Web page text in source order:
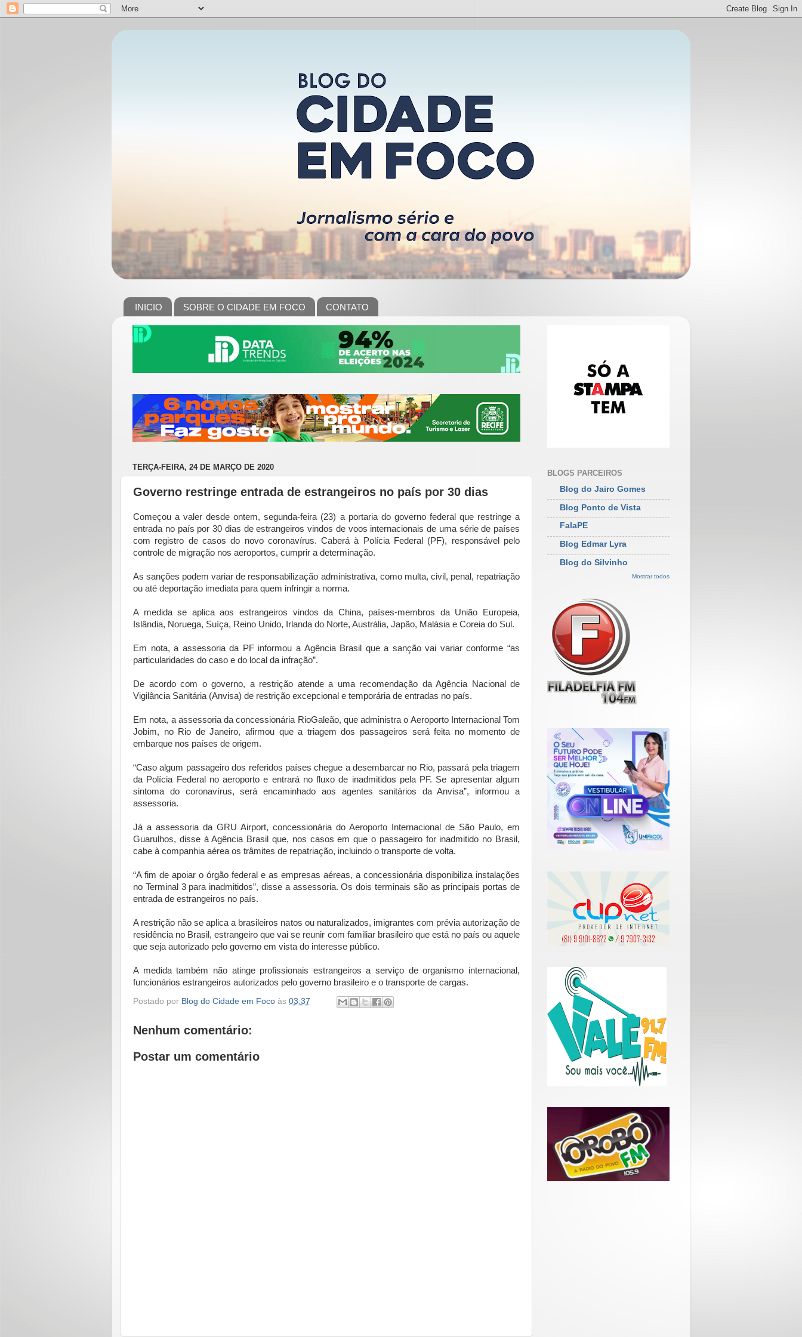
INICIO SOBRE O CIDADE EM FOCO CONTATO
TERÇA-FEIRA, 24 DE MARÇO DE 2020
Governo restringe entrada de estrangeiros no país por 30 dias
Começou a valer desde ontem, segunda-feira (23) a portaria do governo federal que restringe a
entrada no país por 30 dias de estrangeiros vindos de voos internacionais de uma série de países
com registro de casos do novo coronavírus. Caberá à Polícia Federal (PF), responsável pelo
controle de migração nos aeroportos, cumprir a determinação.
As sanções podem variar de responsabilização administrativa, como multa, civil, penal, repatriação
ou até deportação imediata para quem infringir a norma.
A medida se aplica aos estrangeiros vindos da China, países-membros da União Europeia,
Islândia, Noruega, Suíça, Reino Unido, Irlanda do Norte, Austrália, Japão, Malásia e Coreia do Sul.
Em nota, a assessoria da PF informou a Agência Brasil que a sanção vai variar conforme “as
particularidades do caso e do local da infração”.
De acordo com o governo, a restrição atende a uma recomendação da Agência Nacional de
Vigilância Sanitária (Anvisa) de restrição excepcional e temporária de entradas no país.
Em nota, a assessoria da concessionária RioGaleão, que administra o Aeroporto Internacional Tom
Jobim, no Rio de Janeiro, afirmou que a triagem dos passageiros será feita no momento de
embarque nos países de origem.
“Caso algum passageiro dos referidos países chegue a desembarcar no Rio, passará pela triagem
da Polícia Federal no aeroporto e entrará no fluxo de inadmitidos pela PF. Se apresentar algum
sintoma do coronavírus, será encaminhado aos agentes sanitários da Anvisa”, informou a
assessoria.
Já a assessoria da GRU Airport, concessionária do Aeroporto Internacional de São Paulo, em
Guarulhos, disse à Agência Brasil que, nos casos em que o passageiro for inadmitido no Brasil,
cabe à companhia aérea os trâmites de repatriação, incluindo o transporte de volta.
“A fim de apoiar o órgão federal e as empresas aéreas, a concessionária disponibiliza instalações
no Terminal 3 para inadmitidos”, disse a assessoria. Os dois terminais são as principais portas de
entrada de estrangeiros no país.
A restrição não se aplica a brasileiros natos ou naturalizados, imigrantes com prévia autorização de
residência no Brasil, estrangeiro que vai se reunir com familiar brasileiro que está no país ou aquele
que seja autorizado pelo governo em vista do interesse público.
A medida também não atinge profissionais estrangeiros a serviço de organismo internacional,
funcionários estrangeiros autorizados pelo governo brasileiro e o transporte de cargas.
Postado por Blog do Cidade em Foco às 03:37
Nenhum comentário:
Postar um comentário
BLOGS PARCEIROS
Blog do Jairo Gomes
Blog Ponto de Vista
FalaPE
Blog Edmar Lyra
Blog do Silvinho
Mostrar todos